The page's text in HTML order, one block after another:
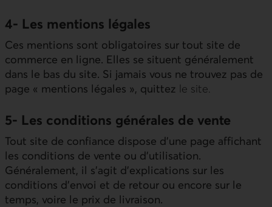
4- Les mentions légales
Ces mentions sont obligatoires sur tout site de
commerce en ligne. Elles se situent généralement
dans le bas du site. Si jamais vous ne trouvez pas de
page « mentions légales », quittez le site.
5- Les conditions générales de vente
Tout site de confiance dispose d'une page affichant
les conditions de vente ou d’utilisation.
Généralement, il s’agit d’explications sur les
conditions d’envoi et de retour ou encore sur le
temps, voire le prix de livraison.